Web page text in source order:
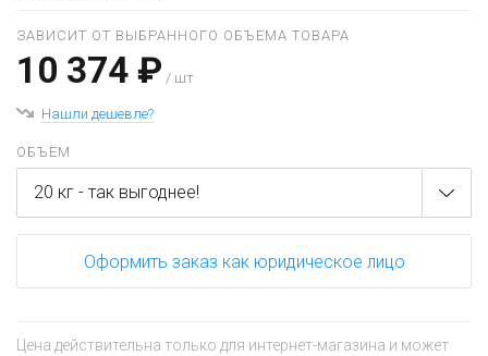
ЗАВИСИТ ОТ ВЫБРАННОГО ОБЪЕМА ТОВАРА
10 374 ₽ / шт
Нашли дешевле?
ОБЪЁМ
20 кг - так выгоднее!
Оформить заказ как юридическое лицо
Цена действительна только для интернет-магазина и может